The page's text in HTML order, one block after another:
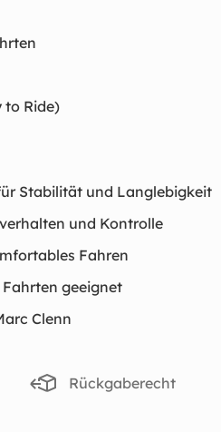
to Ride)
Stabilität und Langlebigkeit
und Kontrolle
Fahren
geeignet
Clenn
Rückgaberecht